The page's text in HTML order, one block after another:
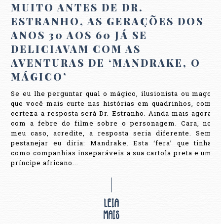
MUITO ANTES DE DR.
ESTRANHO, AS GERAÇÕES DOS
ANOS 30 AOS 60 JÁ SE
DELICIAVAM COM AS
AVENTURAS DE ‘MANDRAKE, O
MÁGICO’
Se eu lhe perguntar qual o mágico, ilusionista ou mago
que você mais curte nas histórias em quadrinhos, com
certeza a resposta será Dr. Estranho. Ainda mais agora
com a febre do filme sobre o personagem. Cara, no
meu caso, acredite, a resposta seria diferente. Sem
pestanejar eu diria: Mandrake. Esta ‘fera’ que tinha
como companhias inseparáveis a sua cartola preta e um
príncipe africano...